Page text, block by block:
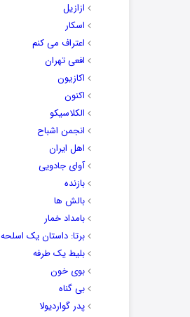
ازازیل
اسکار
اعتراف می کنم
افعی تهران
اکازیون
اکنون
الکلاسیکو
انجمن اشباح
اهل ایران
آوای جادویی
بازنده
بالش ها
بامداد خمار
برتا: داستان یک اسلحه
بلیط یک‌‌ طرفه
بوی خون
بی گناه
پدر گواردیولا